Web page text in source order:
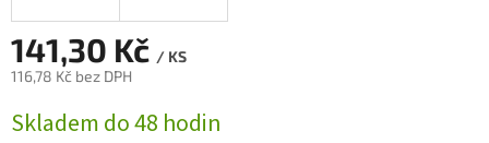
141,30 Kč / KS
116,78 Kč bez DPH
cena:
Skladem do 48 hodin